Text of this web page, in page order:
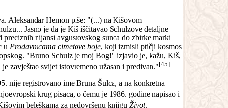
Aleksandar Hemon piše: "(...) na Kišovom
Jasno je da je Kiš iščitavao Schulzove detaljne
nijansi avgustovskog sunca do zbirke marki
u Prodavnicama cimetove boje, koji izmisli ptičji kosmos
"Bruno Schulz je moj Bog!" izjavio je, kažu, Kiš,
zavještao svijet istovremeno užasan i predivan."[45]
nije registrovano ime Bruna Šulca, a na konkretna
krug pisaca, o čemu je 1986. godine napisao i
beleškama za nedovršenu knjigu Život,